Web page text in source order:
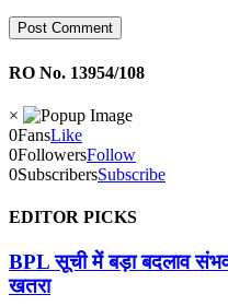
RO No. 13954/108
×
0FansLike
0FollowersFollow
0SubscribersSubscribe
EDITOR PICKS
BPL सूची में बड़ा बदलाव संभव,
खतरा